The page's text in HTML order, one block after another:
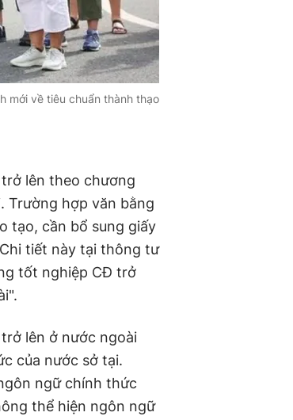
mới về tiêu chuẩn thành thạo
lên theo chương
Trường hợp văn bằng
tạo, cần bổ sung giấy
tiết này tại thông tư
tốt nghiệp CĐ trở
lên ở nước ngoài
của nước sở tại.
ngữ chính thức
thể hiện ngôn ngữ